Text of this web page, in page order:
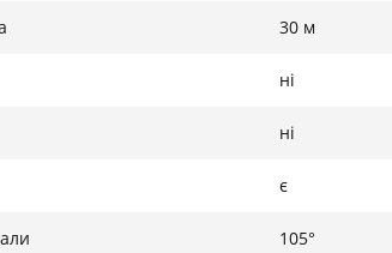
30 м
ні
ні
є
105°